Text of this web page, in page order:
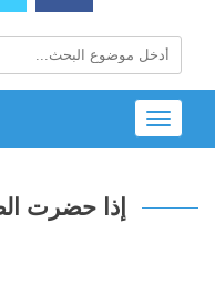
Toggle
navigation
إذا حضرت